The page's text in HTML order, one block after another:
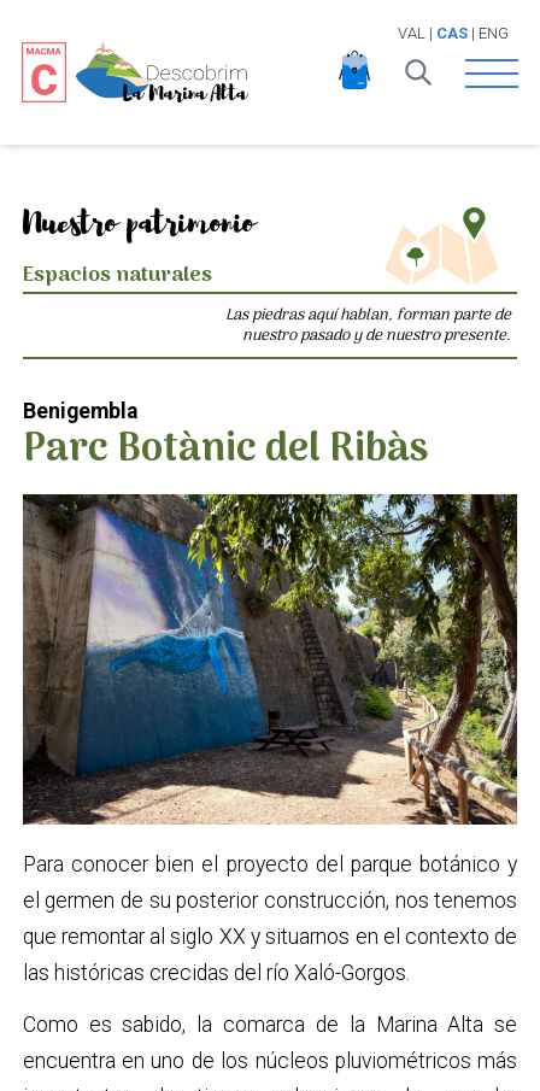
VAL | CAS| ENG
Open
Nuestro patrimonio
Espacios naturales
Las piedras aquí hablan, forman parte de
nuestro pasado y de nuestro presente.
Benigembla
Parc Botànic del Ribàs
Para conocer bien el proyecto del parque botánico y
el germen de su posterior construcción, nos tenemos
que remontar al siglo XX y situarnos en el contexto de
las históricas crecidas del río Xaló-Gorgos.
Como es sabido, la comarca de la Marina Alta se
encuentra en uno de los núcleos pluviométricos más